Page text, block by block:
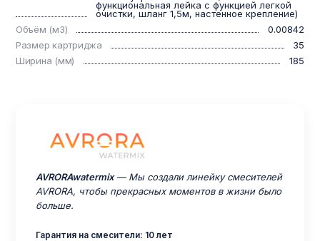
функциональная лейка с функцией легкой
очистки, шланг 1,5м, настенное крепление)
Объём (м3)
0.00842
Размер картриджа
35
Ширина (мм)
185
AVRORAwatermix— Мы создали линейку смесителей
AVRORA, чтобы прекрасных моментов в жизни было
больше.
Гарантия на смесители: 10 лет